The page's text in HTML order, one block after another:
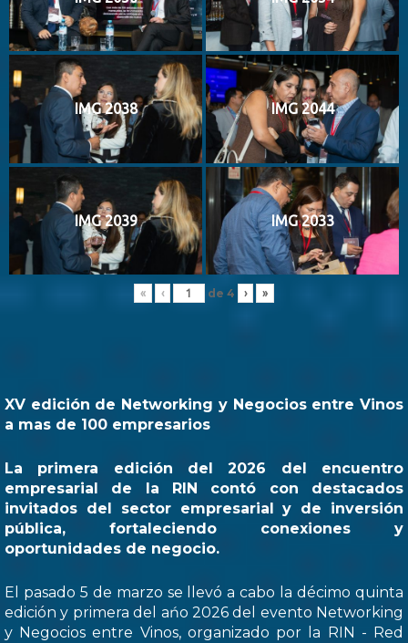
IMG 2038 IMG 2044
IMG 2039 IMG 2033
« ‹ de 4 › »
XV edición de Networking y Negocios entre Vinos
a mas de 100 empresarios
La primera edición del 2026 del encuentro
empresarial de la RIN contó con destacados
invitados del sector empresarial y de inversión
pública, fortaleciendo conexiones y
oportunidades de negocio.
El pasado 5 de marzo se llevó a cabo la décimo quinta
edición y primera del ańo 2026 del evento Networking
y Negocios entre Vinos, organizado por la RIN - Red